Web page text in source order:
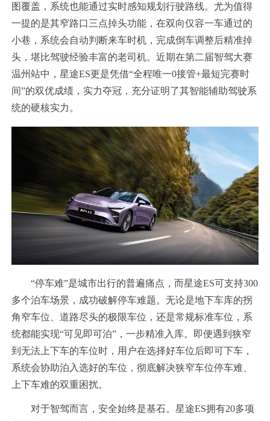
图覆盖，系统也能通过实时感知规划行驶路线。尤为值得
一提的是其窄路口三点掉头功能，在双向仅容一车通过的
小巷，系统会自动判断来车时机，完成倒车调整后精准掉
头，堪比驾驶经验丰富的老司机。近期在第二届智驾大赛
温州站中，星途ES更是凭借“全程唯一0接管+最短完赛时
间”的双优成绩，实力夺冠，充分证明了其智能辅助驾驶系
统的硬核实力。
“停车难”是城市出行的普遍痛点，而星途ES可支持300
多个泊车场景，成功破解停车难题。无论是地下车库的拐
角窄车位、道路尽头的极限车位，还是常规标准车位，系
统都能实现“可见即可泊”，一步精准入库。即便遇到狭窄
到无法上下车的车位时，用户在选择好车位后即可下车，
系统会协助泊入选好的车位，彻底解决狭窄车位停车难、
上下车难的双重困扰。
对于智驾而言，安全始终是基石。星途ES拥有20多项